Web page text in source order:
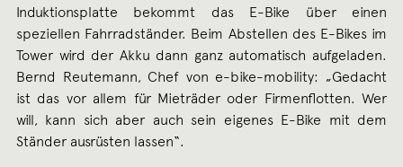
Induktionsplatte bekommt das E-Bike über einen
speziellen Fahrradständer. Beim Abstellen des E-Bikes im
Tower wird der Akku dann ganz automatisch aufgeladen.
Bernd Reutemann, Chef von e-bike-mobility: „Gedacht
ist das vor allem für Mieträder oder Firmenflotten. Wer
will, kann sich aber auch sein eigenes E-Bike mit dem
Ständer ausrüsten lassen“.